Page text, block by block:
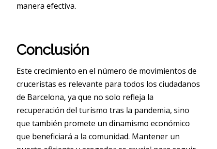
manera efectiva.
Conclusión
Este crecimiento en el número de movimientos de
cruceristas es relevante para todos los ciudadanos
de Barcelona, ya que no solo refleja la
recuperación del turismo tras la pandemia, sino
que también promete un dinamismo económico
que beneficiará a la comunidad. Mantener un